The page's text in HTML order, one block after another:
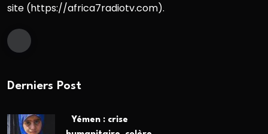
site (https://africa7radiotv.com).
Derniers Post
Yémen : crise